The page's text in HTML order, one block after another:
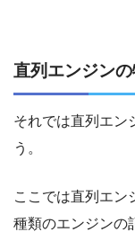
直列エンジン
それでは直列エン
う。
ここでは直列エン
種類のエンジンの